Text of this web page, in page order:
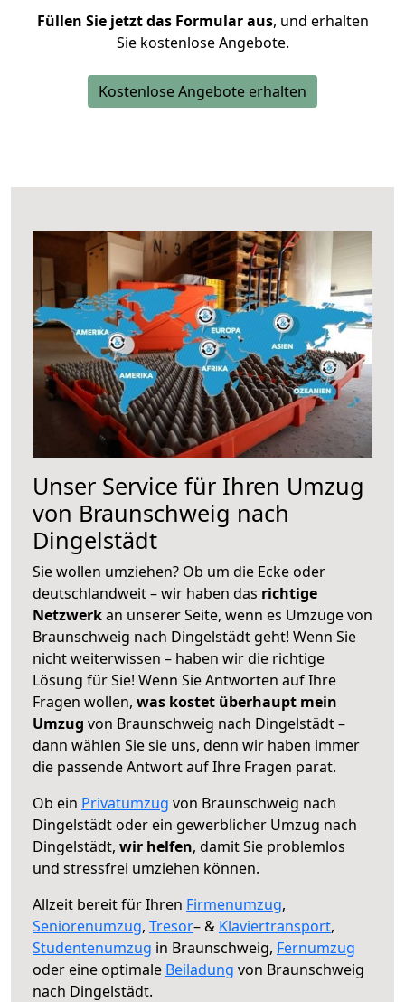
Füllen Sie jetzt das Formular aus, und erhalten
Sie kostenlose Angebote.
Kostenlose Angebote erhalten
Unser Service für Ihren Umzug
von Braunschweig nach
Dingelstädt
Sie wollen umziehen? Ob um die Ecke oder
deutschlandweit – wir haben das richtige
Netzwerkan unserer Seite, wenn es Umzüge von
Braunschweig nach Dingelstädt geht! Wenn Sie
nicht weiterwissen – haben wir die richtige
Lösung für Sie! Wenn Sie Antworten auf Ihre
Fragen wollen, was kostet überhaupt mein
Umzug von Braunschweig nach Dingelstädt –
dann wählen Sie sie uns, denn wir haben immer
die passende Antwort auf Ihre Fragen parat.
Ob ein Privatumzug von Braunschweig nach
Dingelstädt oder ein gewerblicher Umzug nach
Dingelstädt, wir helfen, damit Sie problemlos
und stressfrei umziehen können.
Allzeit bereit für Ihren Firmenumzug,
Seniorenumzug, Tresor– & Klaviertransport,
Studentenumzug in Braunschweig, Fernumzug
oder eine optimale Beiladung von Braunschweig
nach Dingelstädt.